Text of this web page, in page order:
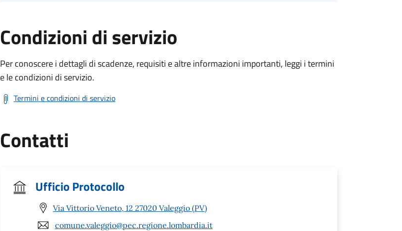
Condizioni di servizio
Per conoscere i dettagli di scadenze, requisiti e altre informazioni importanti, leggi i termini
e le condizioni di servizio.
Termini e condizioni di servizio
Contatti
Ufficio Protocollo
Via Vittorio Veneto, 12 27020 Valeggio (PV)
comune.valeggio@pec.regione.lombardia.it